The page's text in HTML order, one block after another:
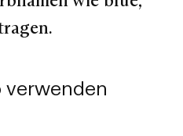
verwenden